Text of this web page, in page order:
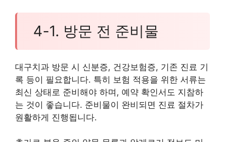
4-1. 방문 전 준비물
대구치과 방문 시 신분증, 건강보험증, 기존 진료 기
록 등이 필요합니다. 특히 보험 적용을 위한 서류는
최신 상태로 준비해야 하며, 예약 확인서도 지참하
는 것이 좋습니다. 준비물이 완비되면 진료 절차가
원활하게 진행됩니다.